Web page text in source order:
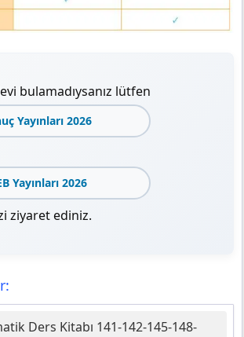
bulamadıysanız lütfen
Yayınları 2026
Yayınları 2026
ziyaret ediniz.
Ders Kitabı 141-142-145-148-